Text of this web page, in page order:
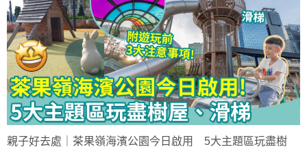
親子好去處｜茶果嶺海濱公園今日啟用 5大主題區玩盡樹